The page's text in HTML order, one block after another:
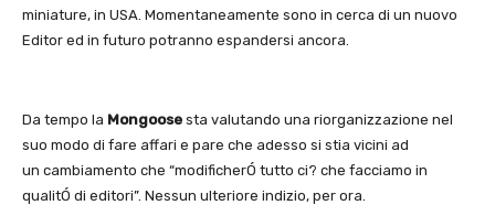
miniature, in USA. Momentaneamente sono in cerca di un nuovo
Editor ed in futuro potranno espandersi ancora.
Da tempo la Mongoose sta valutando una riorganizzazione nel
suo modo di fare affari e pare che adesso si stia vicini ad
un cambiamento che “modificherÓ tutto ci? che facciamo in
qualitÓ di editori”. Nessun ulteriore indizio, per ora.